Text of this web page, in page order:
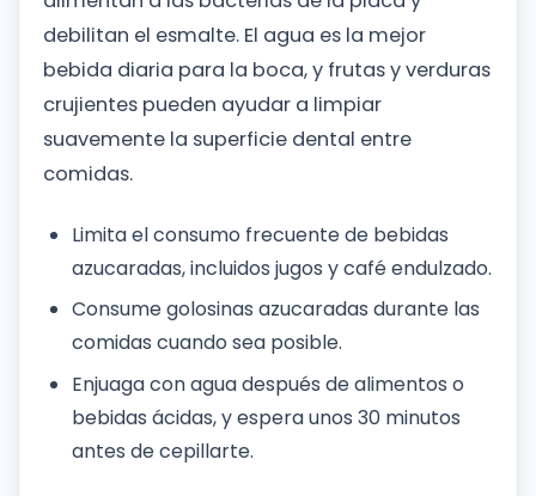
debilitan el esmalte. El agua es la mejor
bebida diaria para la boca, y frutas y verduras
crujientes pueden ayudar a limpiar
suavemente la superficie dental entre
comidas.
Limita el consumo frecuente de bebidas
azucaradas, incluidos jugos y café endulzado.
Consume golosinas azucaradas durante las
comidas cuando sea posible.
Enjuaga con agua después de alimentos o
bebidas ácidas, y espera unos 30 minutos
antes de cepillarte.